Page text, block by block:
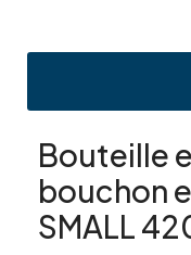
Bouteille
bouchon
SMALL